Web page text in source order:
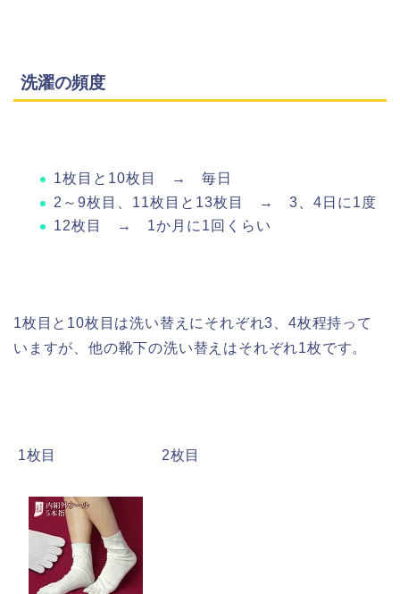
洗濯の頻度
1枚目と10枚目 → 毎日
2～9枚目、11枚目と13枚目 → 3、4日に1度
12枚目 → 1か月に1回くらい
1枚目と10枚目は洗い替えにそれぞれ3、4枚程持って
いますが、他の靴下の洗い替えはそれぞれ1枚です。
1枚目 2枚目